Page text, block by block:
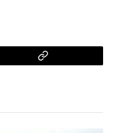
Copy